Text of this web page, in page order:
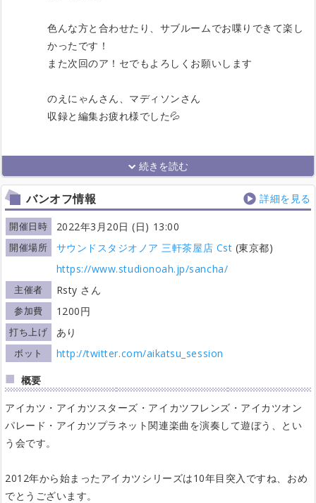
色んな方と合わせたり、サブルームでお喋りできて楽し
かったです！
また次回のア！セでもよろしくお願いします
のえにゃんさん、マディソンさん
収録と編集お疲れ様でした💦
バンオフ情報 詳細を見る
開催日時 2022年3月20日 (日) 13:00
開催場所 サウンドスタジオノア 三軒茶屋店 Cst (東京都)
https://www.studionoah.jp/sancha/
主催者 Rsty さん
参加費 1200円
打ち上げ あり
ボット
http://twitter.com/aikatsu_session
概要
アイカツ・アイカツスターズ・アイカツフレンズ・アイカツオン
パレード・アイカツプラネット関連楽曲を演奏して遊ぼう、とい
う会です。
2012年から始まったアイカツシリーズは10年目突入ですね、おめ
でとうございます。